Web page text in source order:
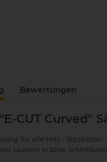
Bewertungen
CUT Curved"
für alle Holz-,
saubere präzise